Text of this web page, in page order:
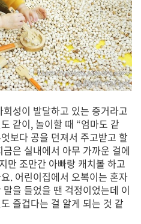
성이 발달하고 있는 증거라고
같이, 놀이할 때 “엄마도 같
보다 공을 던져서 주고받고 할
은 실내에서 아무 가까운 걸에
만 조만간 아빠랑 캐치볼 하고
. 어린이집에서 오복이는 혼자
을 들었을 땐 걱정이었는데 이
즐겁다는 걸 알게 되는 것 같